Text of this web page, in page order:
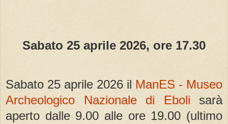
Sabato 25 aprile 2026, ore 17.30
Sabato 25 aprile 2026 il ManES - Museo
Archeologico Nazionale di Eboli sarà
aperto dalle 9.00 alle ore 19.00 (ultimo